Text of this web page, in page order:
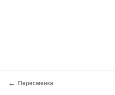
← Пересменка